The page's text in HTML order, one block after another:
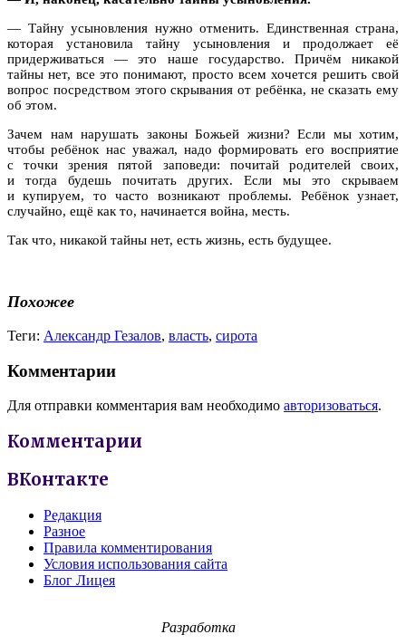
— Тайну усыновления нужно отменить. Единственная страна,
которая установила тайну усыновления и продолжает её
придерживаться — это наше государство. Причём никакой
тайны нет, все это понимают, просто всем хочется решить свой
вопрос посредством этого скрывания от ребёнка, не сказать ему
об этом.
Зачем нам нарушать законы Божьей жизни? Если мы хотим,
чтобы ребёнок нас уважал, надо формировать его восприятие
с точки зрения пятой заповеди: почитай родителей своих,
и тогда будешь почитать других. Если мы это скрываем
и купируем, то часто возникают проблемы. Ребёнок узнает,
случайно, ещё как то, начинается война, месть.
Так что, никакой тайны нет, есть жизнь, есть будущее.
Похожее
Теги: Александр Гезалов, власть, сирота
Комментарии
Для отправки комментария вам необходимо авторизоваться.
Комментарии
ВКонтакте
Редакция
Разное
Правила комментирования
Условия использования сайта
Блог Лицея
Разработка